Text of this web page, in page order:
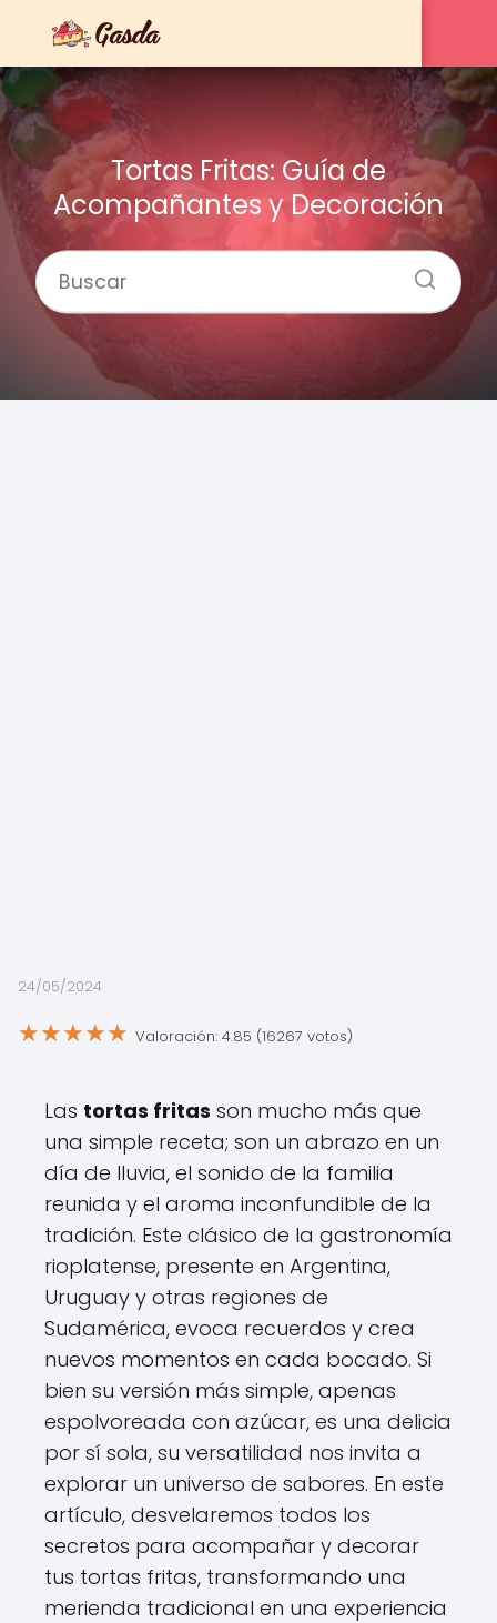
Tortas Fritas: Guía de
Acompañantes y Decoración
24/05/2024
★★★★★ Valoración: 4.85 (16267 votos)
Las tortas fritas son mucho más que
una simple receta; son un abrazo en un
día de lluvia, el sonido de la familia
reunida y el aroma inconfundible de la
tradición. Este clásico de la gastronomía
rioplatense, presente en Argentina,
Uruguay y otras regiones de
Sudamérica, evoca recuerdos y crea
nuevos momentos en cada bocado. Si
bien su versión más simple, apenas
espolvoreada con azúcar, es una delicia
por sí sola, su versatilidad nos invita a
explorar un universo de sabores. En este
artículo, desvelaremos todos los
secretos para acompañar y decorar
tus tortas fritas, transformando una
merienda tradicional en una experiencia